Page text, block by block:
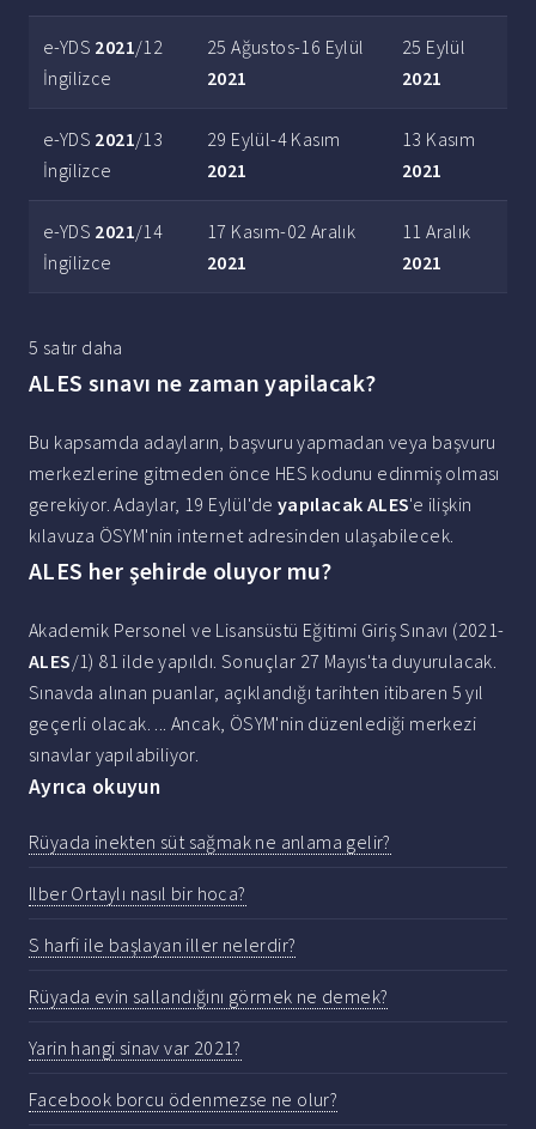
e-YDS 2021/12
İngilizce
25 Ağustos-16 Eylül
2021
25 Eylül
2021
e-YDS 2021/13
İngilizce
29 Eylül-4 Kasım
2021
13 Kasım
2021
e-YDS 2021/14
İngilizce
17 Kasım-02 Aralık
2021
11 Aralık
2021
5 satır daha
ALES sınavı ne zaman yapilacak?
Bu kapsamda adayların, başvuru yapmadan veya başvuru
merkezlerine gitmeden önce HES kodunu edinmiş olması
gerekiyor. Adaylar, 19 Eylül'de yapılacak ALES'e ilişkin
kılavuza ÖSYM'nin internet adresinden ulaşabilecek.
ALES her şehirde oluyor mu?
Akademik Personel ve Lisansüstü Eğitimi Giriş Sınavı (2021-
ALES/1) 81 ilde yapıldı. Sonuçlar 27 Mayıs'ta duyurulacak.
Sınavda alınan puanlar, açıklandığı tarihten itibaren 5 yıl
geçerli olacak. ... Ancak, ÖSYM'nin düzenlediği merkezi
sınavlar yapılabiliyor.
Ayrıca okuyun
Rüyada inekten süt sağmak ne anlama gelir?
Ilber Ortaylı nasıl bir hoca?
S harfi ile başlayan iller nelerdir?
Rüyada evin sallandığını görmek ne demek?
Yarin hangi sinav var 2021?
Facebook borcu ödenmezse ne olur?